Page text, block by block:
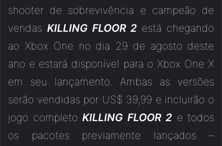
shooter de sobrevivência e campeão de
vendas KILLING FLOOR 2 está chegando
ao Xbox One no dia 29 de agosto deste
ano e estará disponível para o Xbox One X
em seu lançamento. Ambas as versões
serão vendidas por US$ 39,99 e incluirão o
jogo completo KILLING FLOOR 2 e todos
os pacotes previamente lançados –